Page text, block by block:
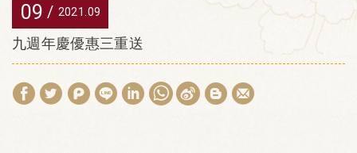
09 09
2021
九週年慶優惠三重送